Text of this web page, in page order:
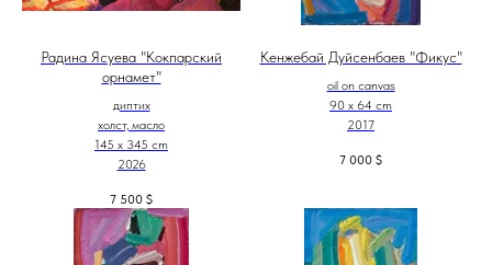
Радина Ясуева "Кокпарский
орнамет"
диптих
холст, масло
145 х 345 cm
2026
7 500 $
Кенжебай Дуйсенбаев "Фикус"
oil on canvas
90 x 64 cm
2017
7 000 $